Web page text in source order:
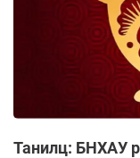
Танилц: БНХАУ